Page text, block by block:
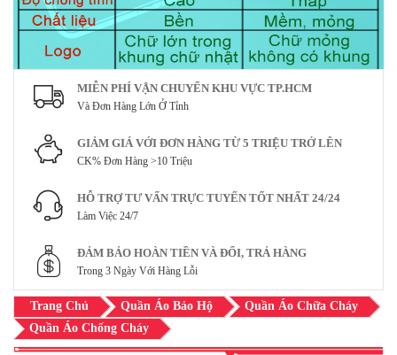
MIỄN PHÍ VẬN CHUYỂN KHU VỰC TP.HCM
Và Đơn Hàng Lớn Ở Tỉnh
GIẢM GIÁ VỚI ĐƠN HÀNG TỪ 5 TRIỆU TRỞ LÊN
CK% Đơn Hàng >10 Triệu
HỖ TRỢ TƯ VẤN TRỰC TUYẾN TỐT NHẤT 24/24
Làm Việc 24/7
ĐẢM BẢO HOÀN TIỀN VÀ ĐỔI, TRẢ HÀNG
Trong 3 Ngày Với Hàng Lỗi
Trang Chủ Quần Áo Bảo Hộ
Quần Áo Chữa Cháy
Quần Áo Chống Cháy